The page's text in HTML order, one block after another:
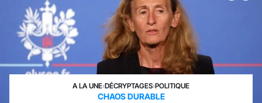
A LA UNE›DÉCRYPTAGES›POLITIQUE
CHAOS DURABLE